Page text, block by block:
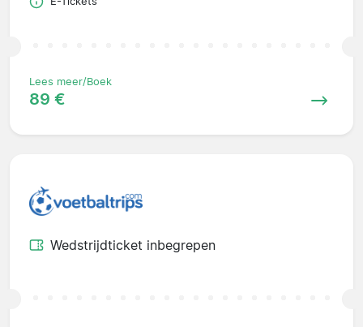
Lees meer/Boek
89 €
Wedstrijdticket inbegrepen